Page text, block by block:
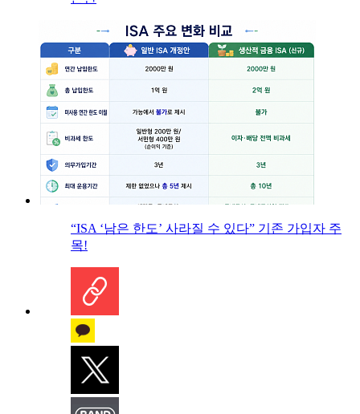
“ISA ‘남은 한도’ 사라질 수 있다” 기존 가입자 주
목!